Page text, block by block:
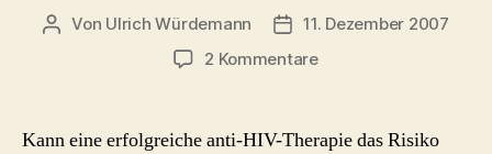
Beitragsautor
Von Ulrich Würdemann Beitragsdatum
11. Dezember 2007
2 Kommentarezu
Therapie
Kann eine erfolgreiche anti-HIV-Therapie das Risiko